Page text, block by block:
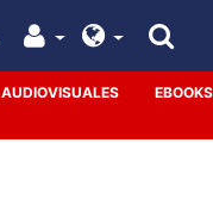
AUDIOVISUALES EBOOKS